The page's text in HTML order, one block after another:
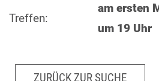
Treffen:
am ersten
um 19 Uhr
ZURÜCK ZUR SUCHE